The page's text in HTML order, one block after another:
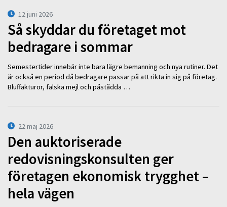
12 juni 2026
Så skyddar du företaget mot
bedragare i sommar
Semestertider innebär inte bara lägre bemanning och nya rutiner. Det
är också en period då bedragare passar på att rikta in sig på företag.
Bluffakturor, falska mejl och påstådda …
22 maj 2026
Den auktoriserade
redovisningskonsulten ger
företagen ekonomisk trygghet –
hela vägen